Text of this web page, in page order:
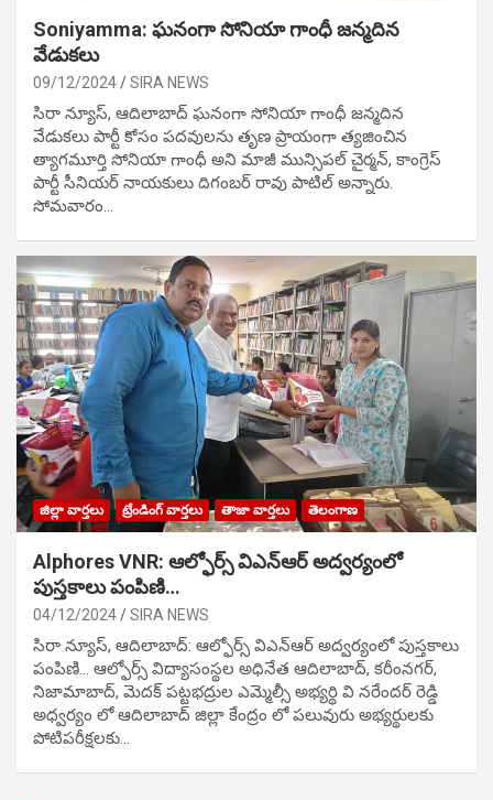
Soniyamma: ఘ‌నంగా సోనియా గాంధీ జ‌న్మ‌దిన
వేడుక‌లు
09/12/2024 SIRA NEWS
సిరా న్యూస్, ఆదిలాబాద్ ఘ‌నంగా సోనియా గాంధీ జ‌న్మ‌దిన
వేడుక‌లు పార్టీ కోసం ప‌ద‌వుల‌ను తృణ ప్రాయంగా త్య‌జించిన
త్యాగమూర్తి సోనియా గాంధీ అని మాజీ మున్సిప‌ల్ చైర్మ‌న్, కాంగ్రెస్
పార్టీ సీనియ‌ర్ నాయ‌కులు దిగంబ‌ర్ రావు పాటిల్ అన్నారు.
సోమవారం…
జిల్లా వార్తలు ట్రేండింగ్ వార్తలు తాజా వార్తలు తెలంగాణ
Alphores VNR: ఆల్ఫోర్స్ విఎన్ఆర్ అద్వర్యంలో
పుస్తకాలు పంపిణి…
04/12/2024 SIRA NEWS
సిరా న్యూస్, ఆదిలాబాద్: ఆల్ఫోర్స్ విఎన్ఆర్ అద్వర్యంలో పుస్తకాలు
పంపిణి… ఆల్ఫోర్స్ విద్యాసంస్థల అధినేత ఆదిలాబాద్, కరీంనగర్,
నిజామాబాద్, మెదక్ పట్టభద్రుల ఎమ్మెల్సీ అభ్యర్థి వి నరేందర్ రెడ్డి
అధ్వర్యం లో ఆదిలాబాద్ జిల్లా కేంద్రం లో పలువురు అభ్యర్థులకు
పోటిప‌రీక్ష‌ల‌కు…